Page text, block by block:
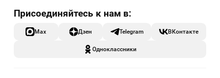
Max Дзен Telegram ВКонтакте
Одноклассники